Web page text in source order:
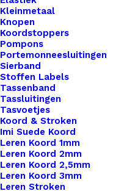
Kleinmetaal
Knopen
Koordstoppers
Pompons
Portemonneesluitingen
Sierband
Stoffen Labels
Tassenband
Tassluitingen
Tasvoetjes
Koord & Stroken
Imi Suede Koord
Leren Koord 1mm
Leren Koord 2mm
Leren Koord 2,5mm
Leren Koord 3mm
Leren Stroken
Overzicht
Nog meer leuks!